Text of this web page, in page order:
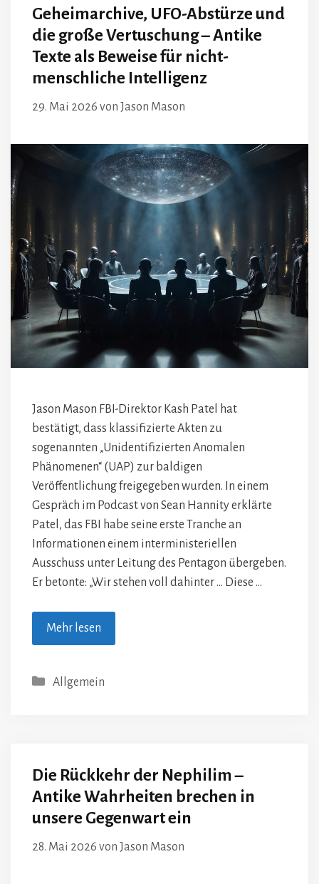
Geheimarchive, UFO-Abstürze und
die große Vertuschung – Antike
Texte als Beweise für nicht-
menschliche Intelligenz
29. Mai 2026 von Jason Mason
Jason Mason FBI-Direktor Kash Patel hat
bestätigt, dass klassifizierte Akten zu
sogenannten „Unidentifizierten Anomalen
Phänomenen“ (UAP) zur baldigen
Veröffentlichung freigegeben wurden. In einem
Gespräch im Podcast von Sean Hannity erklärte
Patel, das FBI habe seine erste Tranche an
Informationen einem interministeriellen
Ausschuss unter Leitung des Pentagon übergeben.
Er betonte: „Wir stehen voll dahinter … Diese …
Mehr lesen
Kategorien
Allgemein
Die Rückkehr der Nephilim –
Antike Wahrheiten brechen in
unsere Gegenwart ein
28. Mai 2026 von Jason Mason